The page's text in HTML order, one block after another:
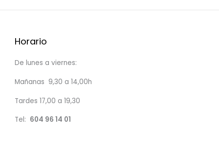
a
p
r
d
u
Horario
De lunes a viernes:
Mañanas 9,30 a 14,00h
Tardes 17,00 a 19,30
Tel: 604 96 14 01